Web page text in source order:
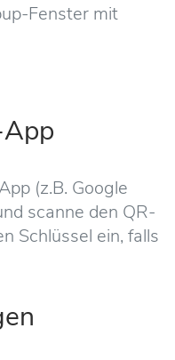
Fenster mit
(z.B. Google
scanne den QR-
Schlüssel ein, falls